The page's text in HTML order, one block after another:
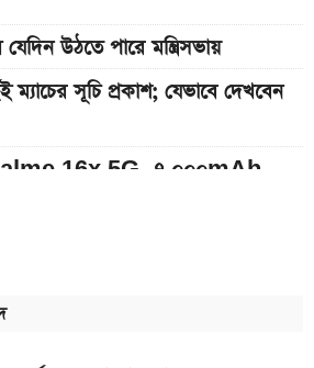
উঠতে পারে মন্ত্রিসভায়
ম্যাচের সূচি প্রকাশ; যেভাবে দেখবেন
16x 5G, ৭,০০০mAh
রেট: ০৭ আগস্ট ২০২৬